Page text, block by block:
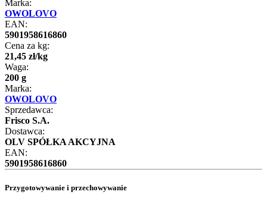
Marka:
OWOLOVO
EAN:
5901958616860
Cena za kg:
21,45 zł/kg
Waga:
200 g
Marka:
OWOLOVO
Sprzedawca:
Frisco S.A.
Dostawca:
OLV SPÓŁKA AKCYJNA
EAN:
5901958616860
Przygotowywanie i przechowywanie